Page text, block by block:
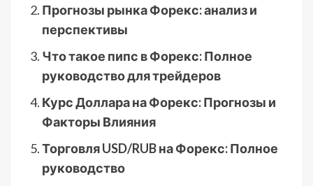
Прогнозы рынка Форекс: анализ и
перспективы
Что такое пипс в Форекс: Полное
руководство для трейдеров
Курс Доллара на Форекс: Прогнозы и
Факторы Влияния
Торговля USD/RUB на Форекс: Полное
руководство